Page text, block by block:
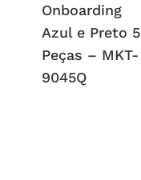
Onboarding
Azul e Preto 5
Peças – MKT-
9045Q